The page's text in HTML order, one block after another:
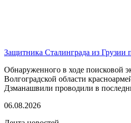
Защитника Сталинграда из Грузии
Обнаруженного в ходе поисковой
Волгоградской области
Дзманашвили проводили в
06.08.2026